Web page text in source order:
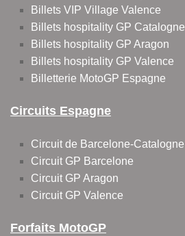
Billets VIP Village Valence
Billets hospitality GP Catalogne
Billets hospitality GP Aragon
Billets hospitality GP Valence
Billetterie MotoGP Espagne
Circuits Espagne
Circuit de Barcelone-Catalogne
Circuit GP Barcelone
Circuit GP Aragon
Circuit GP Valence
Forfaits MotoGP